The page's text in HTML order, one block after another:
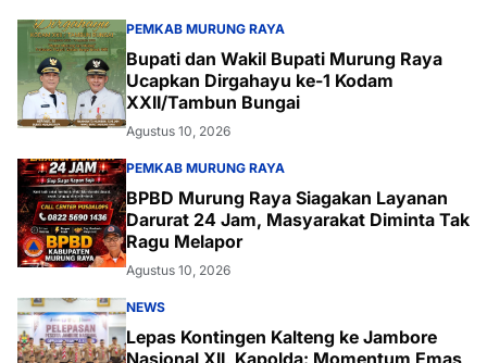
PEMKAB MURUNG RAYA
Bupati dan Wakil Bupati Murung Raya
Ucapkan Dirgahayu ke-1 Kodam
XXII/Tambun Bungai
Agustus 10, 2026
PEMKAB MURUNG RAYA
BPBD Murung Raya Siagakan Layanan
Darurat 24 Jam, Masyarakat Diminta Tak
Ragu Melapor
Agustus 10, 2026
NEWS
Lepas Kontingen Kalteng ke Jambore
Nasional XII, Kapolda: Momentum Emas